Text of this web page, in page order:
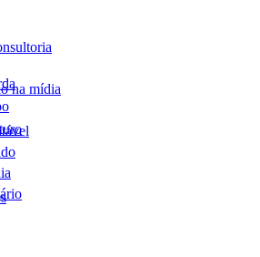
na mídia